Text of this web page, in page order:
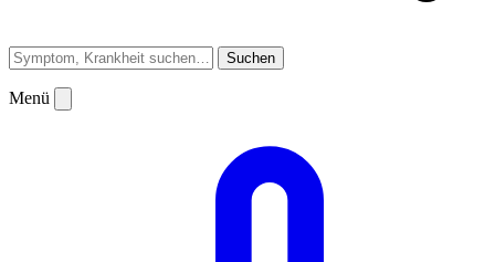
Suchen
Menü